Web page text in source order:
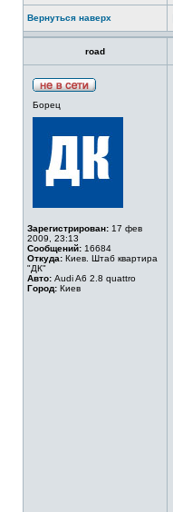
Вернуться наверх
road
Борец
Зарегистрирован: 17 фев
2009, 23:13
Сообщений: 16684
Откуда: Киев. Штаб квартира
"ДК"
Авто: Audi A6 2.8 quattro
Город: Киев